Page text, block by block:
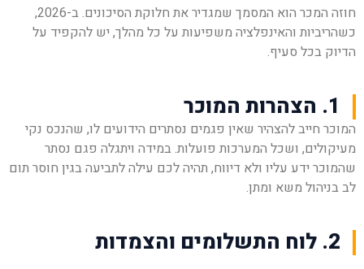
חוזה המכר הוא המסמך שמגדיר את חלוקת הסיכונים. ב-2026,
כשהריביות והאינפלציה משפיעות על כל מהלך, יש להקפיד על
הדיוק בכל סעיף.
1. הצהרות המוכר
המוכר חייב להצהיר שאין פגמים נסתרים הידועים לו, שהנכס נקי
מעיקולים, ושכל המערכות פועלות. במידה ויתגלה פגם נסתר
שהמוכר ידע עליו ולא דיווח, תהיה לכם עילה לתביעה בגין חוסר תום
לב בניהול משא ומתן.
2. לוח התשלומים והצמדות